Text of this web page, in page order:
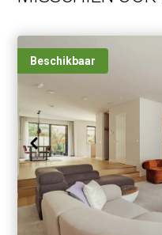
Beschikbaar